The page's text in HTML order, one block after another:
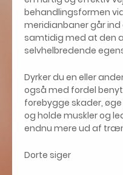
behandlingsformen
meridianbaner går ind
samtidig med at den
selvhelbredende
Dyrker du en eller
også med fordel
forebygge skader,
og holde muskler og
endnu mere ud af
Dorte siger